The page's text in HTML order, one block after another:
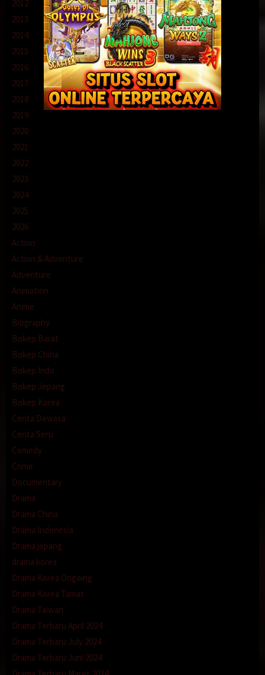
2012
2013
2014
2015
2016
2017
2018
2019
2020
2021
2022
2023
2024
2025
2026
Action
Action & Adventure
Adventure
Animation
Anime
Biography
Bokep Barat
Bokep China
Bokep Indo
Bokep Jepang
Bokep Korea
Cerita Dewasa
Cerita Seru
Comedy
Crime
Documentary
Drama
Drama China
Drama Indonesia
Drama jepang
drama korea
Drama Korea Ongoing
Drama Korea Tamat
Drama Taiwan
Drama Terbaru April 2024
Drama Terbaru July 2024
Drama Terbaru Juni 2024